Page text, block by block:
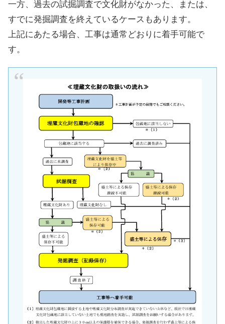
一方、過去の試掘調査で文化財がなかった、または、
すでに発掘調査を終えているケースもあります。
上記にあたる場合、工事は通常どおりに着手可能で
す。